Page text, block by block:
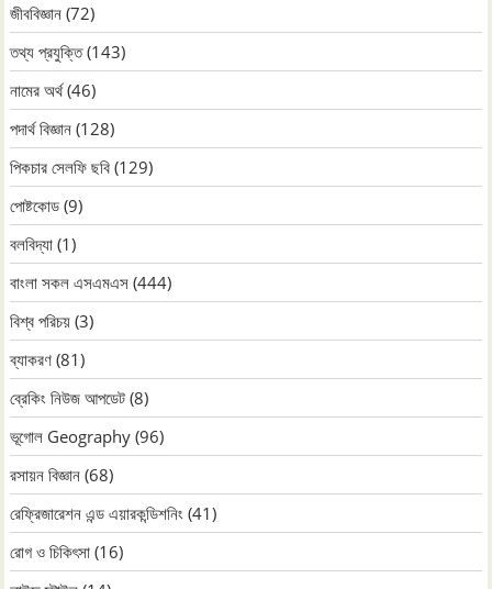
জীববিজ্ঞান (72)
তথ্য প্রযুক্তি(143)
নামের অর্থ(46)
পদার্থ বিজ্ঞান (128)
পিকচার সেলফি ছবি (129)
পোষ্টকোড (9)
বলবিদ্যা (1)
বাংলা সকল এসএমএস (444)
বিশ্ব পরিচয় (3)
ব্যাকরণ (81)
ব্রেকিং নিউজ আপডেট (8)
ভূগোল Geography (96)
রসায়ন বিজ্ঞান (68)
রেফ্রিজারেশন এন্ড এয়ারকন্ডিশনিং (41)
রোগ ও চিকিৎসা (16)